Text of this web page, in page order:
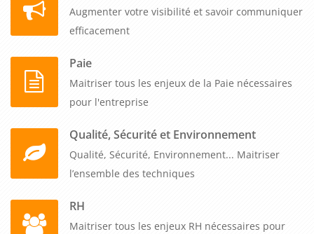
Augmenter votre visibilité et savoir communiquer
efficacement
Paie
Maitriser tous les enjeux de la Paie nécessaires
pour l'entreprise
Qualité, Sécurité et Environnement
Qualité, Sécurité, Environnement... Maitriser
l’ensemble des techniques
RH
Maitriser tous les enjeux RH nécessaires pour